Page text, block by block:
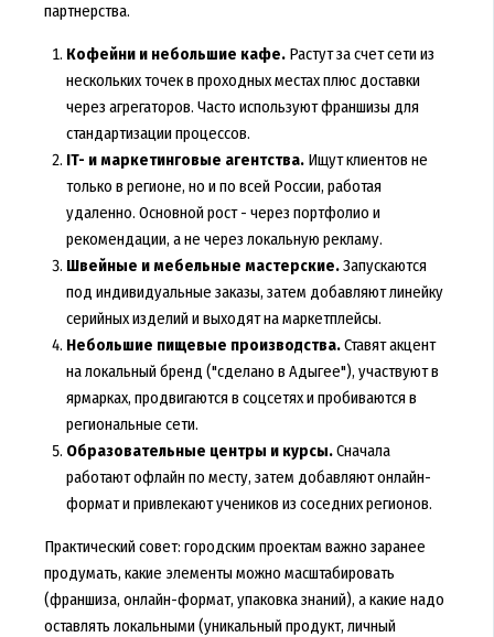
партнерства.
Кофейни и небольшие кафе.Растут за счет сети из
нескольких точек в проходных местах плюс доставки
через агрегаторов. Часто используют франшизы для
стандартизации процессов.
IT- и маркетинговые агентства.Ищут клиентов не
только в регионе, но и по всей России, работая
удаленно. Основной рост - через портфолио и
рекомендации, а не через локальную рекламу.
Швейные и мебельные мастерские.Запускаются
под индивидуальные заказы, затем добавляют линейку
серийных изделий и выходят на маркетплейсы.
Небольшие пищевые производства.Ставят акцент
на локальный бренд ("сделано в Адыгее"), участвуют в
ярмарках, продвигаются в соцсетях и пробиваются в
региональные сети.
Образовательные центры и курсы.Сначала
работают офлайн по месту, затем добавляют онлайн-
формат и привлекают учеников из соседних регионов.
Практический совет: городским проектам важно заранее
продумать, какие элементы можно масштабировать
(франшиза, онлайн-формат, упаковка знаний), а какие надо
оставлять локальными (уникальный продукт, личный